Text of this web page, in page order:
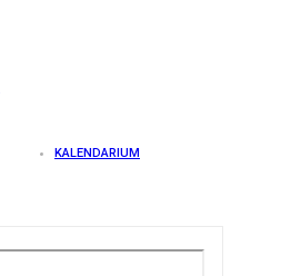
KALENDARIUM